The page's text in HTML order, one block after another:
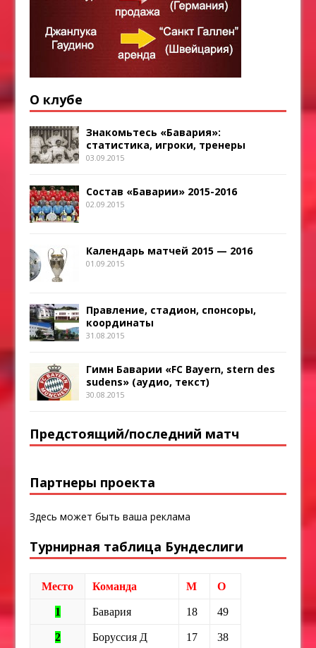
О клубе
Знакомьтесь «Бавария»:
статистика, игроки, тренеры
03.09.2015
Состав «Баварии» 2015-2016
02.09.2015
Календарь матчей 2015 — 2016
01.09.2015
Правление, стадион, спонсоры,
координаты
31.08.2015
Гимн Баварии «FC Bayern, stern des
sudens» (аудио, текст)
30.08.2015
Предстоящий/последний матч
Партнеры проекта
Здесь может быть ваша реклама
Турнирная таблица Бундеслиги
Место Команда М О
1 Бавария 18 49
2 Боруссия Д 17 38